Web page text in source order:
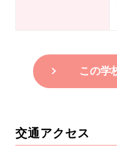
この学
交通アクセス